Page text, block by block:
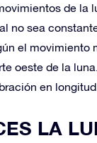
de la
no sea
el movimiento
oeste de la
en
LA